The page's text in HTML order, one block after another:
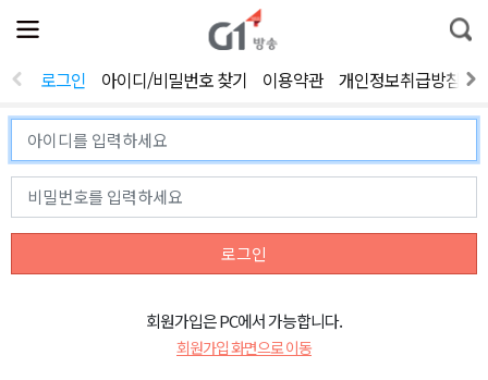
전
체
뉴
열
통
합
색
로그인 아이디/비밀번호 찾기 이용약관 개인정보취급방침
로그인
회원가입은 PC에서 가능합니다.
회원가입 화면으로 이동